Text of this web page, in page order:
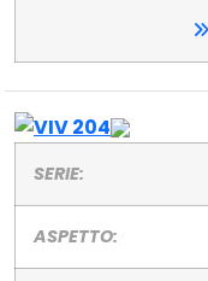
SERIE:
ASPETTO: